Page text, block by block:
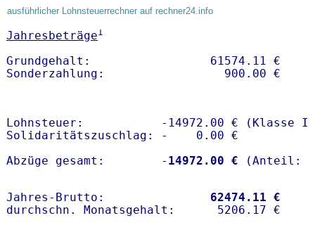
ausführlicher Lohnsteuerrechner auf rechner24.info
Jahresbeträge1
Grundgehalt:                 61574.11 €
Lohnsteuer:           -14972.00 € (Klasse I)
Solidaritätszuschlag: -    0.00 €
Abzüge gesamt:        - 14972.00 €
Jahres-Brutto: 62474.11 €